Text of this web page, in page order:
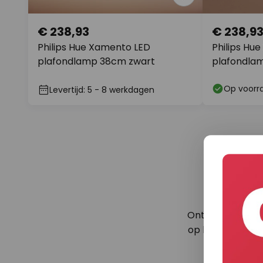
Philips Hue Xamento LED
plafondlamp 38cm zwart
€ 238,93
Levertijd: 5 - 8 werkdagen
Philips
€ 238,93
Op
Ontvang als
op het gebied